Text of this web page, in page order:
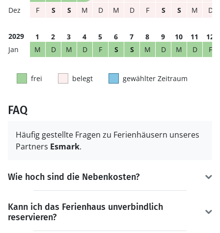
F
S S M D M D F S S M D
2029 1 2 3 4 5 6 7 8 9 10 11
12
M
D M D F S S M D M D F
frei belegt gewählter Zeitraum
FAQ
Häufig gestellte Fragen zu Ferienhäusern unseres
Partners Esmark.
Wie hoch sind die Nebenkosten?
Kann ich das Ferienhaus unverbindlich
reservieren?